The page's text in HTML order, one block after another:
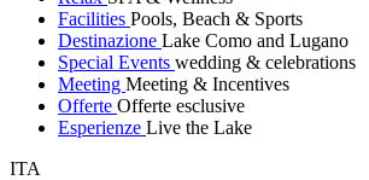
Facilities Pools, Beach & Sports
Destinazione Lake Como and Lugano
Special Events wedding & celebrations
Meeting Meeting & Incentives
Offerte Offerte esclusive
Esperienze Live the Lake
ITA